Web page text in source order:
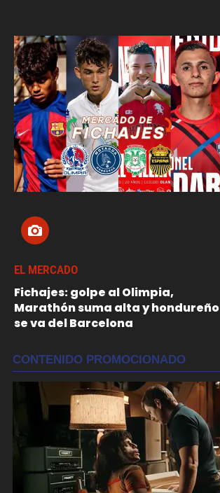
EL MERCADO
Fichajes: golpe al Olimpia,
Marathón suma alta y hondureño
se va del Barcelona